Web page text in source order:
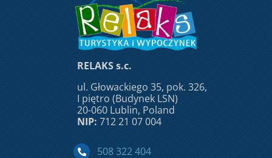
RELAKS s.c.
ul. Głowackiego 35, pok. 326,
I piętro (Budynek LSN)
20-060 Lublin, Poland
NIP: 712 21 07 004
508 322 404